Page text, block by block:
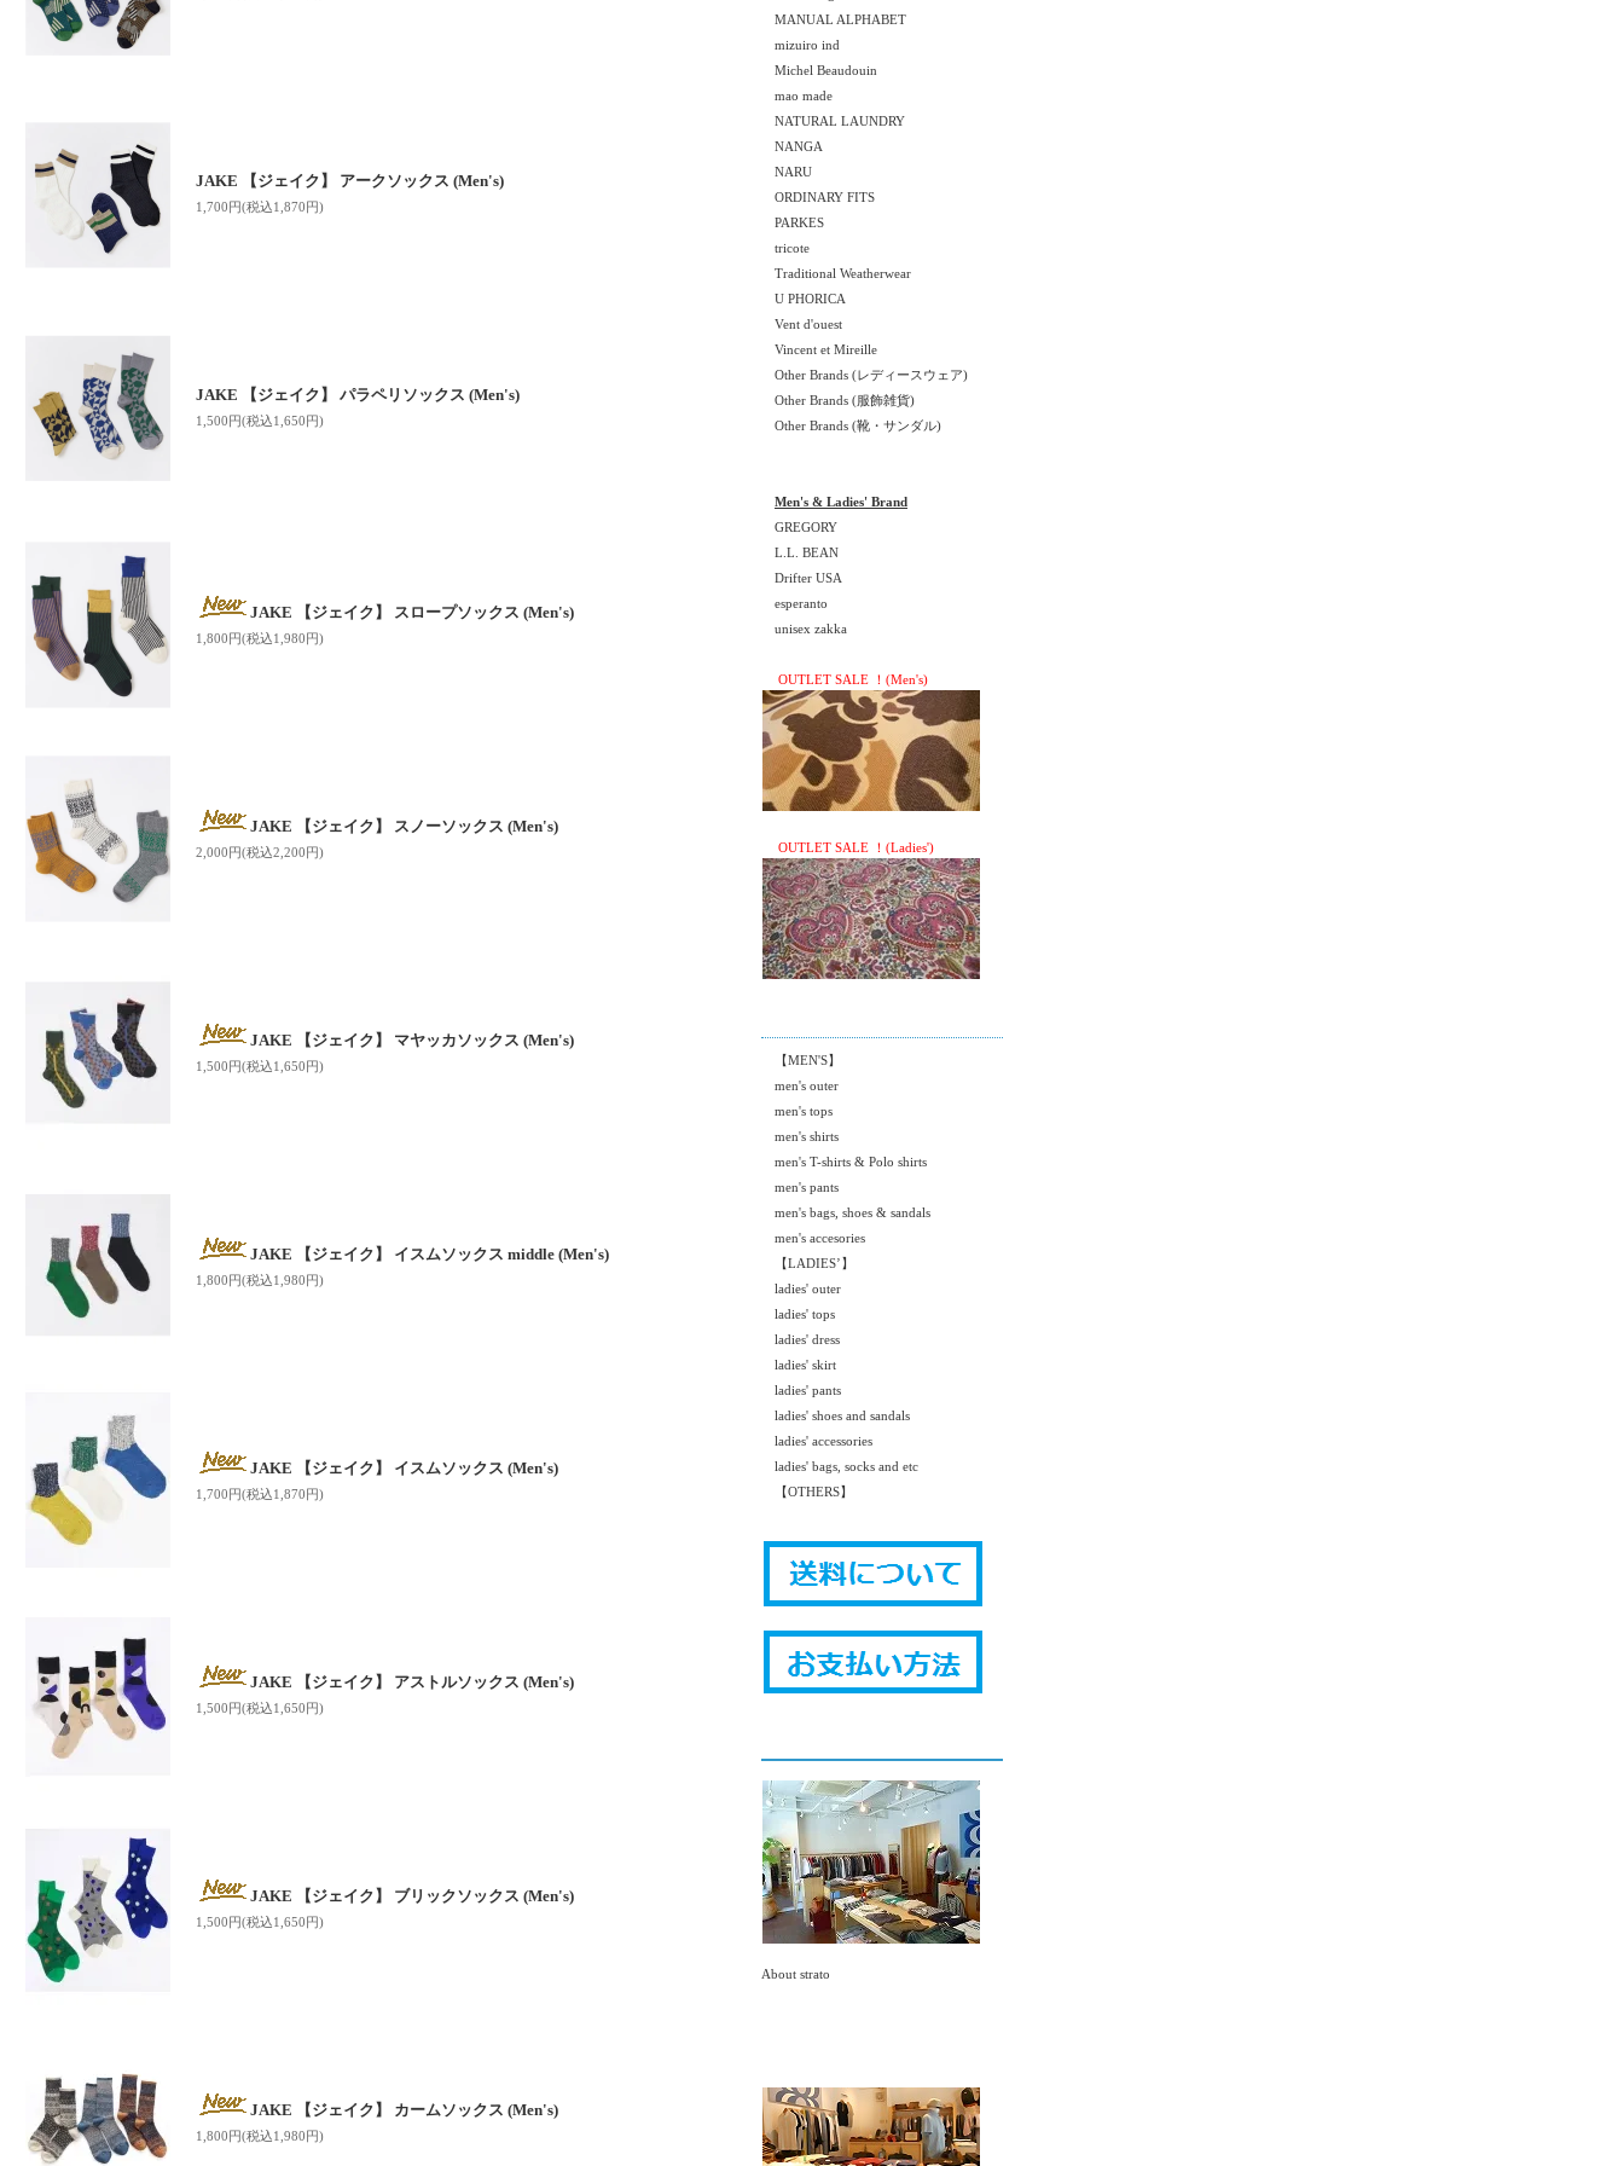
JAKE 【ジェイク】 アークソックス (Men's)
1,700円(税込1,870円)
JAKE 【ジェイク】 パラペリソックス (Men's)
1,500円(税込1,650円)
JAKE 【ジェイク】 スロープソックス (Men's)
1,800円(税込1,980円)
JAKE 【ジェイク】 スノーソックス (Men's)
2,000円(税込2,200円)
JAKE 【ジェイク】 マヤッカソックス (Men's)
1,500円(税込1,650円)
JAKE 【ジェイク】 イスムソックス middle (Men's)
1,800円(税込1,980円)
JAKE 【ジェイク】 イスムソックス (Men's)
1,700円(税込1,870円)
JAKE 【ジェイク】 アストルソックス (Men's)
1,500円(税込1,650円)
JAKE 【ジェイク】 ブリックソックス (Men's)
1,500円(税込1,650円)
JAKE 【ジェイク】 カームソックス (Men's)
1,800円(税込1,980円)
MANUAL ALPHABET
mizuiro ind
Michel Beaudouin
mao made
NATURAL LAUNDRY
NANGA
NARU
ORDINARY FITS
PARKES
tricote
Traditional Weatherwear
U PHORICA
Vent d'ouest
Vincent et Mireille
Other Brands (レディースウェア)
Other Brands (服飾雑貨)
Other Brands (靴・サンダル)
Men's & Ladies' Brand
GREGORY
L.L. BEAN
Drifter USA
esperanto
unisex zakka
OUTLET SALE ！(Men's)
OUTLET SALE ！(Ladies')
【MEN'S】
men's outer
men's tops
men's shirts
men's T-shirts & Polo shirts
men's pants
men's bags, shoes & sandals
men's accesories
【LADIES’】
ladies' outer
ladies' tops
ladies' dress
ladies' skirt
ladies' pants
ladies' shoes and sandals
ladies' accessories
ladies' bags, socks and etc
【OTHERS】
About strato